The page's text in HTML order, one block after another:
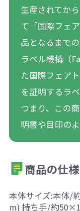
生産されてか
て「国際フェ
品となるまで
ラベル機構（
た国際フェア
を証明するラベ
つまり、この
明書や目印の
商品の仕様
本体サイズ:本体/
m) 持ち手/約